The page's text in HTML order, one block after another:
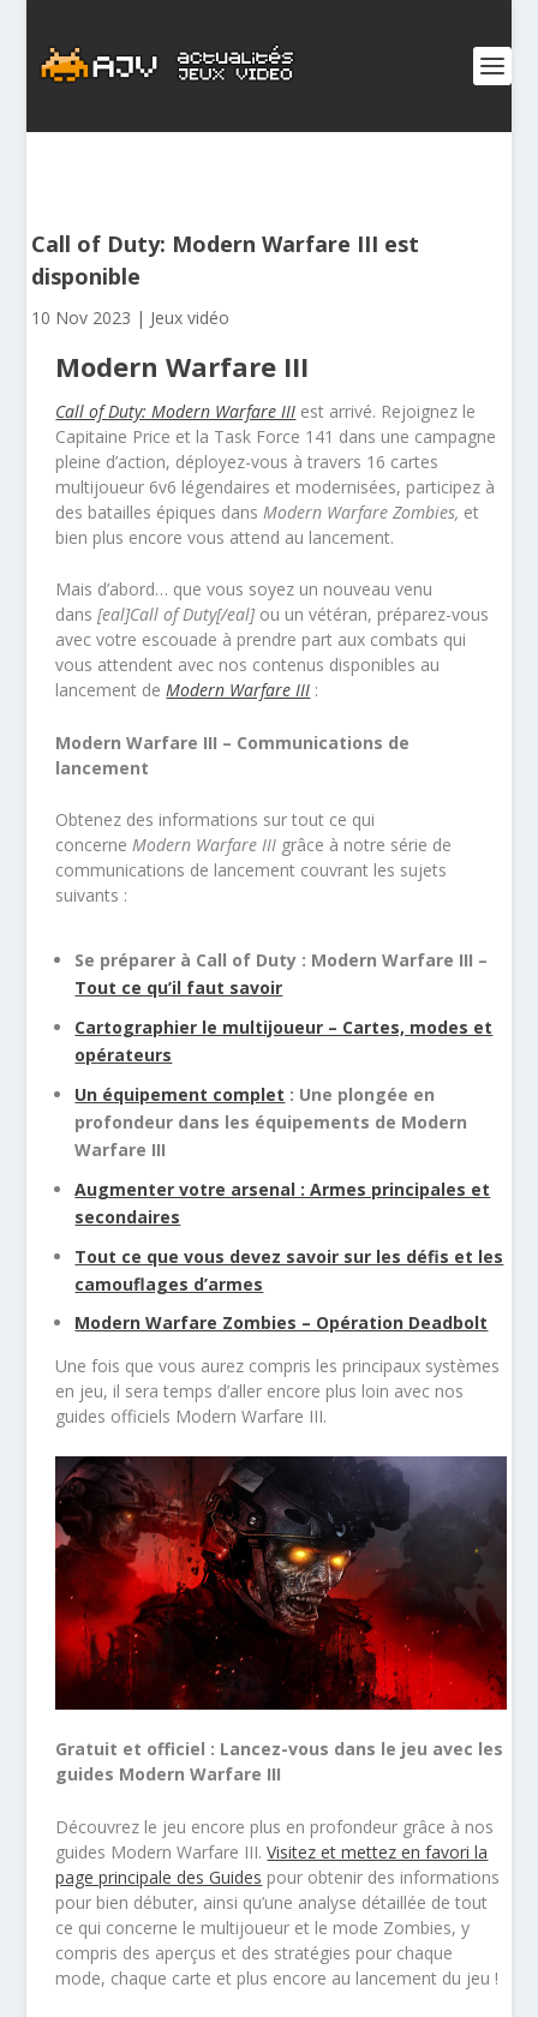
Call of Duty: Modern Warfare III est
disponible
10 Nov 2023 | Jeux vidéo
Modern Warfare III
Call of Duty: Modern Warfare III est arrivé. Rejoignez le
Capitaine Price et la Task Force 141 dans une campagne
pleine d’action, déployez-vous à travers 16 cartes
multijoueur 6v6 légendaires et modernisées, participez à
des batailles épiques dansModern Warfare Zombies, et
bien plus encore vous attend au lancement.
Mais d’abord… que vous soyez un nouveau venu
dans[eal]Call of Duty[/eal] ou un vétéran, préparez-vous
avec votre escouade à prendre part aux combats qui
vous attendent avec nos contenus disponibles au
lancement deModern Warfare III :
Modern Warfare III – Communications de
lancement
Obtenez des informations sur tout ce qui
concerneModern Warfare III grâce à notre série de
communications de lancement couvrant les sujets
suivants :
Se préparer à Call of Duty : Modern Warfare III –
Tout ce qu’il faut savoir
Cartographier le multijoueur – Cartes, modes et
opérateurs
Un équipement complet : Une plongée en
profondeur dans les équipements de Modern
Warfare III
Augmenter votre arsenal : Armes principales et
secondaires
Tout ce que vous devez savoir sur les défis et les
camouflages d’armes
Modern Warfare Zombies – Opération Deadbolt
Une fois que vous aurez compris les principaux systèmes
en jeu, il sera temps d’aller encore plus loin avec nos
guides officiels Modern Warfare III.
Gratuit et officiel : Lancez-vous dans le jeu avec les
guides Modern Warfare III
Découvrez le jeu encore plus en profondeur grâce à nos
guides Modern Warfare III.Visitez et mettez en favori la
page principale des Guides pour obtenir des informations
pour bien débuter, ainsi qu’une analyse détaillée de tout
ce qui concerne le multijoueur et le mode Zombies, y
compris des aperçus et des stratégies pour chaque
mode, chaque carte et plus encore au lancement du jeu !